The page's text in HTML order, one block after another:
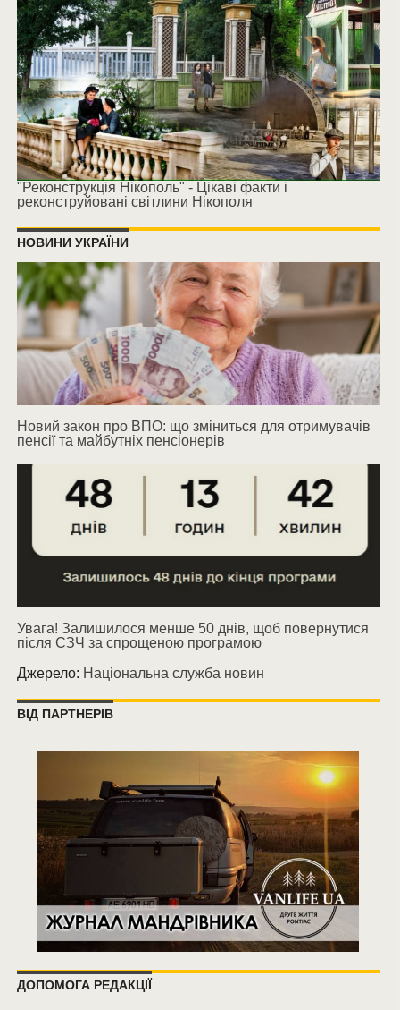
"Реконструкція Нікополь" - Цікаві факти і
реконструйовані світлини Нікополя
НОВИНИ УКРАЇНИ
Новий закон про ВПО: що зміниться для отримувачів
пенсії та майбутніх пенсіонерів
Увага! Залишилося менше 50 днів, щоб повернутися
після СЗЧ за спрощеною програмою
Джерело: Національна служба новин
ВІД ПАРТНЕРІВ
ДОПОМОГА РЕДАКЦІЇ